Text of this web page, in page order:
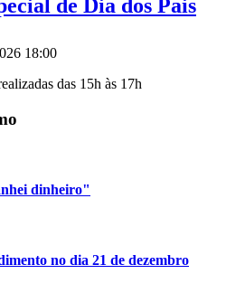
de Dia dos Pais
18:00
das 15h às 17h
dinheiro"
no dia 21 de dezembro